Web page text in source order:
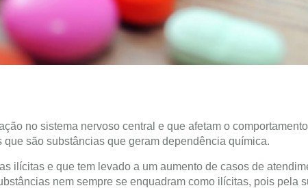
no sistema nervoso central e que afetam o
são substâncias que geram dependência química.
ilícitas e que tem levado a um aumento de casos de
nem sempre se enquadram como ilícitas, pois pela